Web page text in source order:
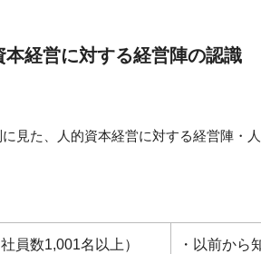
本経営に対する経営陣の認識
見た、人的資本経営に対する経営陣・
員数1,001名以上）
・以前から